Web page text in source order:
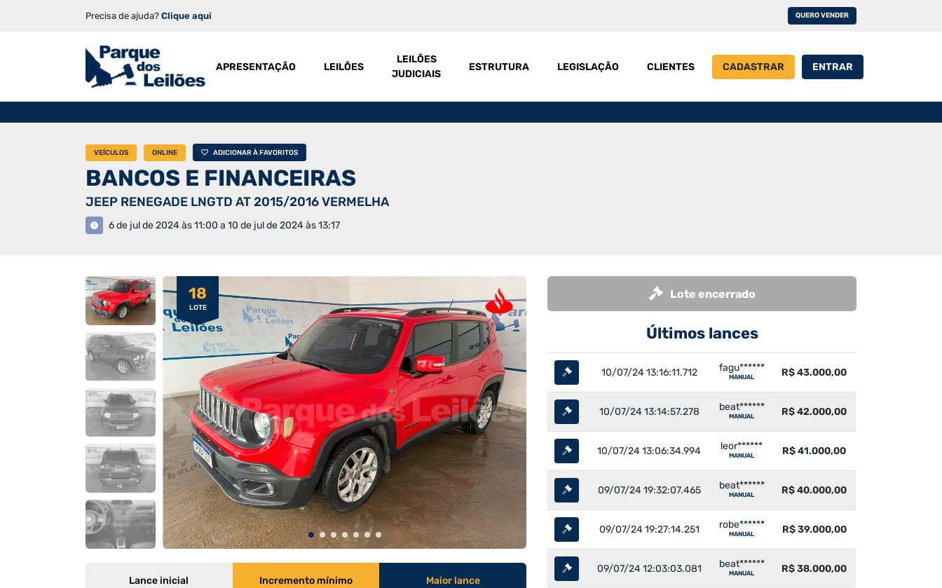
Precisa de ajuda? Clique aqui QUERO VENDER
APRESENTAÇÃO LEILÕES
LEILÕES
JUDICIAIS
ESTRUTURA LEGISLAÇÃO CLIENTES CADASTRAR ENTRAR
VEÍCULOS ONLINE ADICIONAR À FAVORITOS
BANCOS E FINANCEIRAS
JEEP RENEGADE LNGTD AT 2015/2016 VERMELHA
6 de jul de 2024 às 11:00 a 10 de jul de 2024 às 13:17
18
LOTE
Lance inicial Incremento mínimo Maior lance
Lote encerrado
Últimos lances
10/07/24 13:16:11.712 fagu******
MANUAL R$ 43.000,00
10/07/24 13:14:57.278 beat******
MANUAL R$ 42.000,00
10/07/24 13:06:34.994 leor******
MANUAL R$ 41.000,00
09/07/24 19:32:07.465 beat******
MANUAL R$ 40.000,00
09/07/24 19:27:14.251 robe******
MANUAL R$ 39.000,00
09/07/24 12:03:03.081 beat******
MANUAL R$ 38.000,00